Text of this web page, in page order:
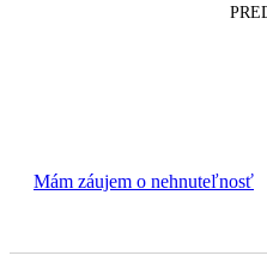
Mám záujem o nehnuteľnosť